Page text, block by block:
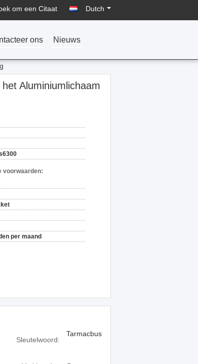
om een Citaat Dutch
ons Nieuws
Aluminiumlichaam
voorwaarden:
per maand
Sleutelwoord:
Tarmacbus